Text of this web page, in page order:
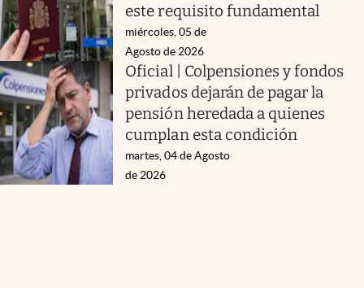
este requisito fundamental
miércoles, 05 de
Agosto de 2026
Oficial | Colpensiones y fondos
privados dejarán de pagar la
pensión heredada a quienes
cumplan esta condición
martes, 04 de Agosto
de 2026